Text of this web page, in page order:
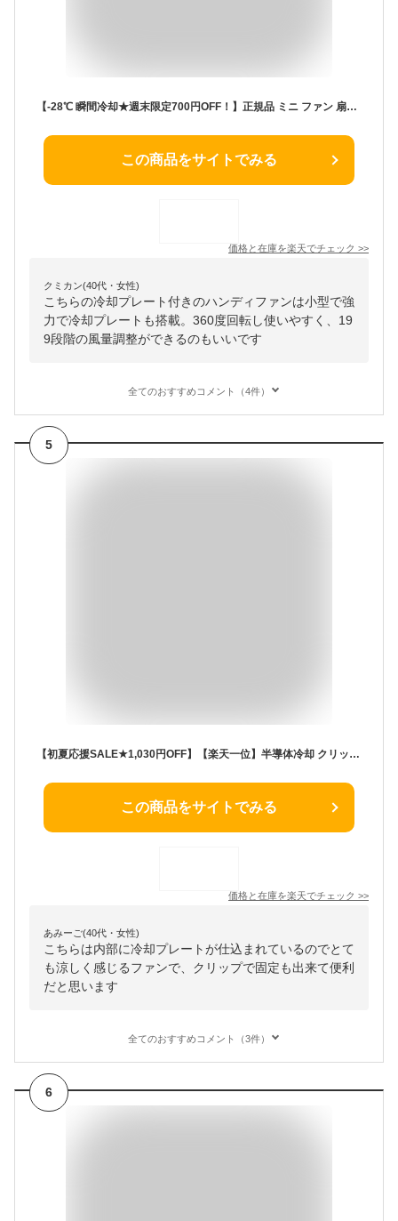
【-28℃ 瞬間冷却★週末限定700円OFF！】正規品 ミニ ファン 扇風機 クリップ 携帯扇風機 冷却プレート 半導体冷却 ハンディファン 小型扇風機 強力 冷風 クリップファン 199段階風量調整 360°回転 静音 子供 首掛け 腰掛け 卓上 多機能 ポータブルファン 日傘 ベルト
この商品をサイトでみる
価格と在庫を楽天でチェック >>
クミカン(40代・女性)
こちらの冷却プレート付きのハンディファンは小型で強
力で冷却プレートも搭載。360度回転し使いやすく、19
9段階の風量調整ができるのもいいです
全てのおすすめコメント（4件）
5
【初夏応援SALE★1,030円OFF】【楽天一位】半導体冷却 クリップファン TEC冷却 冷却プレート 携帯扇風機 2026最新 USB Type-C 充電式 クリップ式 360度回転 風量調節 ミニ 小型 卓上扇風機 自転車 傘 アウトドア 静音 軽量 熱中症対策 暑さ対策 ハンディファン コンパクト
この商品をサイトでみる
価格と在庫を楽天でチェック >>
あみーご(40代・女性)
こちらは内部に冷却プレートが仕込まれているのでとて
も涼しく感じるファンで、クリップで固定も出来て便利
だと思います
全てのおすすめコメント（3件）
6